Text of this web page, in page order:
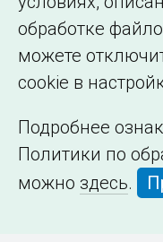
обработке
можете
cookie в
Подробнее
Политики по
можно здесь.